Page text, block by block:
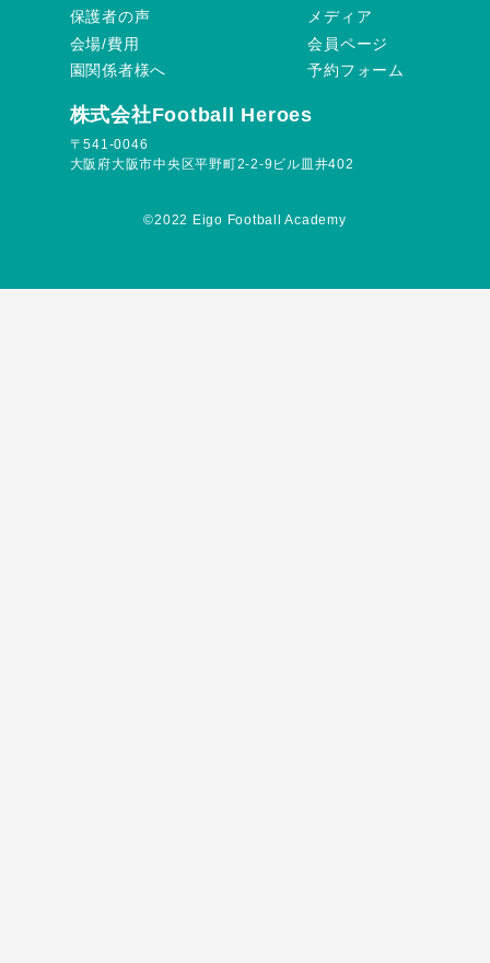
保護者の声
会場/費用
園関係者様へ
メディア
会員ページ
予約フォーム
株式会社Football Heroes
〒541-0046
大阪府大阪市中央区平野町2-2-9ビル皿井402
©︎2022 Eigo Football Academy